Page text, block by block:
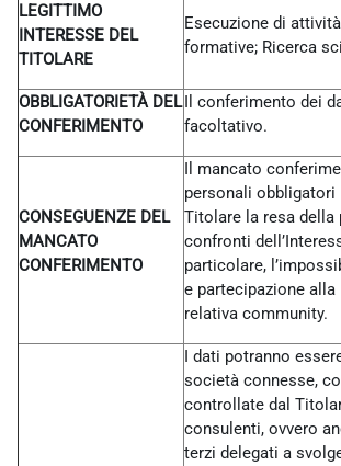
LEGITTIMO
INTERESSE DEL
TITOLARE
Esecuzione di
formative; Ricerca
OBBLIGATORIETÀ DEL
CONFERIMENTO
Il conferimento dei
facoltativo.
CONSEGUENZE DEL
MANCATO
CONFERIMENTO
Il mancato
personali obbligatori
Titolare la resa della
confronti
particolare,
e partecipazione
relativa community.
I dati potranno
società connesse,
controllate dal
consulenti, ovvero
terzi delegati a